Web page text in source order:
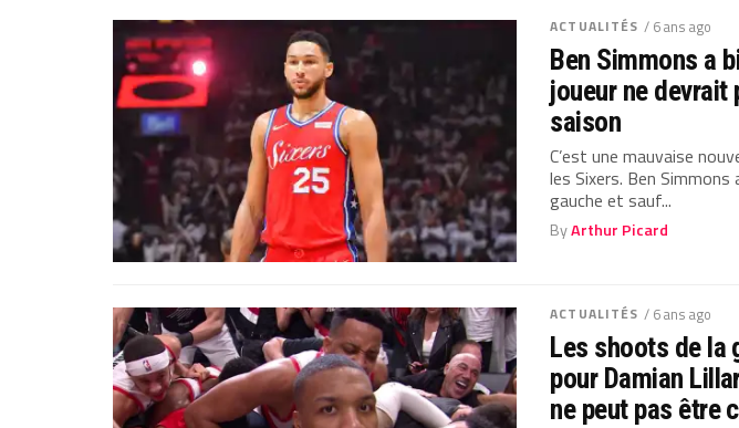
ACTUALITÉS / 6 ans ago
Ben Simmons a
joueur ne devrait
saison
C’est une mauvaise
les Sixers. Ben
gauche et sauf...
ByArthur Picard
ACTUALITÉS / 6 ans ago
Les shoots de la
pour Damian
ne peut pas être